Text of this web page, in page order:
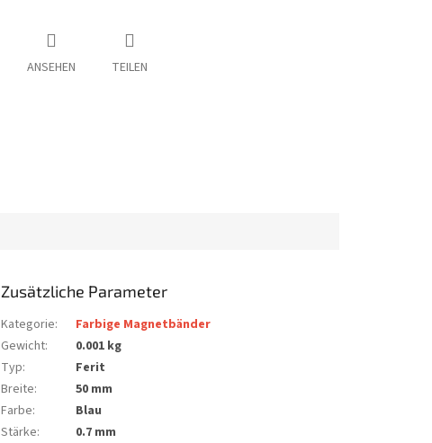
ANSEHEN TEILEN
Zusätzliche Parameter
Kategorie:
Farbige Magnetbänder
Gewicht:
0.001 kg
Typ:
Ferit
Breite:
50 mm
Farbe:
Blau
Stärke: 0.7 mm